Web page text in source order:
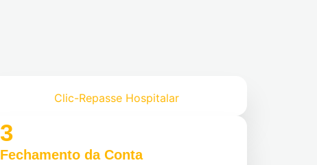
Clic-Repasse Hospitalar
3
Fechamento da Conta